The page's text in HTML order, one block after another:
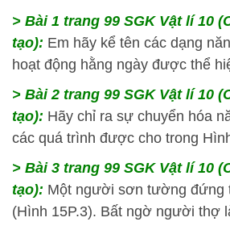
> Bài 1 trang 99 SGK Vật lí 10
tạo): Em hãy kể tên các dạng
hoạt động hằng ngày được thể
> Bài 2 trang 99 SGK Vật lí 10
tạo): Hãy chỉ ra sự chuyển hóa
các quá trình được cho trong
> Bài 3 trang 99 SGK Vật lí 10
tạo): Một người sơn tường đứng
(Hình 15P.3). Bất ngờ người thợ